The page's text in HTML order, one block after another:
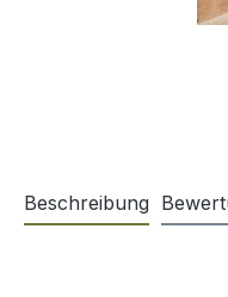
Beschreibung